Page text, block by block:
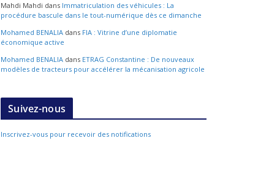
Mahdi Mahdi dans Immatriculation des véhicules : La
procédure bascule dans le tout-numérique dès ce dimanche
Mohamed BENALIA dans FIA : Vitrine d’une diplomatie
économique active
Mohamed BENALIA dans ETRAG Constantine : De nouveaux
modèles de tracteurs pour accélérer la mécanisation agricole
Suivez-nous
Inscrivez-vous pour recevoir des notifications